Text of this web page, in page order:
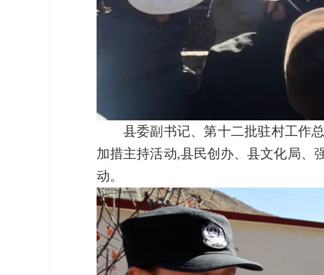
县委副书记、第十二批驻村工作
加措主持活动,县民创办、县文化局、
动。